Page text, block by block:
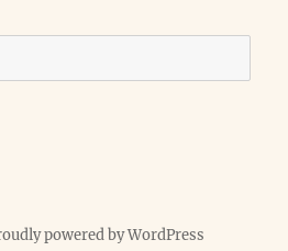
powered by WordPress